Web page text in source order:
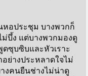
หอประชุม บางพวกก็
บึ้ง แต่บางพวกมองดู
ซุบซิบและหัวเราะ
ย่างประหลาดใจไม่
งคนยืนช่างไม่น่าดู